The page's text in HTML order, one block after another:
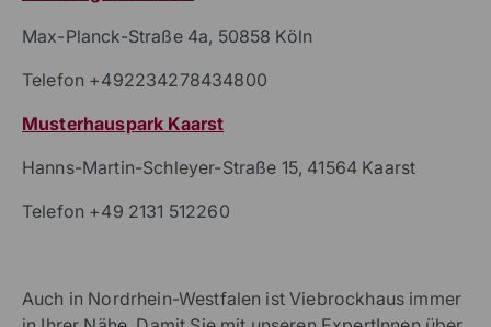
Hier finden Sie uns
Beratungsbüro Bielefeld
Gildemeisterstraße 96, 48346 Bielefeld
Telefon +495205991794700
Beratungsbüro Köln
Telefon +492234278434800